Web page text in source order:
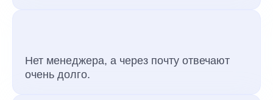
Нет менеджера, а через почту отвечают
очень долго.